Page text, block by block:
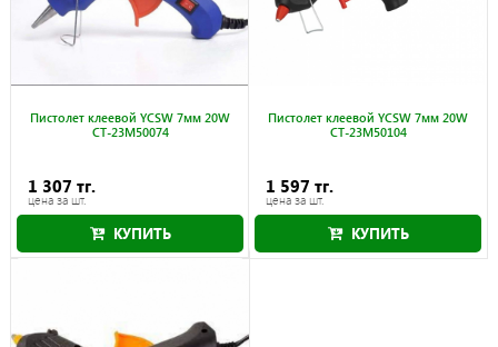
Пистолет клеевой YCSW 7мм 20W
CT-23M50074
1 307 тг.
цена за шт.
КУПИТЬ
Пистолет клеевой YCSW 7мм 20W
CT-23M50104
1 597 тг.
цена за шт.
КУПИТЬ